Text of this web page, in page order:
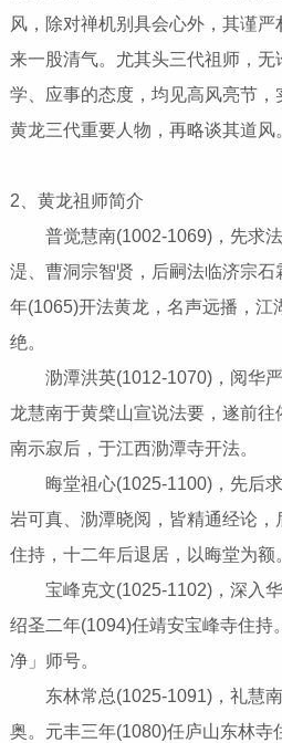
风，除对禅机别具会心外，其谨
来一股清气。尤其头三代祖师，
学、应事的态度，均见高风亮节
黄龙三代重要人物，再略谈其道风
2、黄龙祖师简介
普觉慧南(1002-1069)，先求法
湜、曹洞宗智贤，后嗣法临济宗石
年(1065)开法黄龙，名声远播，江
绝。
泐潭洪英(1012-1070)，阅华严
龙慧南于黄檗山宣说法要，遂前
南示寂后，于江西泐潭寺开法。
晦堂祖心(1025-1100)，先后求
岩可真、泐潭晓阅，皆精通经论
住持，十二年后退居，以晦堂为额
宝峰克文(1025-1102)，深入华
绍圣二年(1094)任靖安宝峰寺住持
净」师号。
东林常总(1025-1091)，礼慧南
奥。元丰三年(1080)任庐山东林寺